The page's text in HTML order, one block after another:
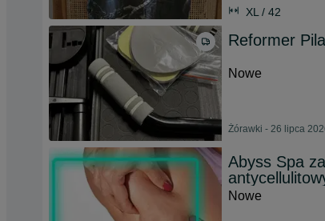
XL / 42
Reformer
Nowe
Żórawki - 26 lipca
Abyss Spa
Nowe